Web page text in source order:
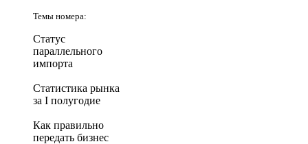
Темы номера:
Статус
параллельного
импорта
Статистика рынка
за I полугодие
Как правильно
передать бизнес